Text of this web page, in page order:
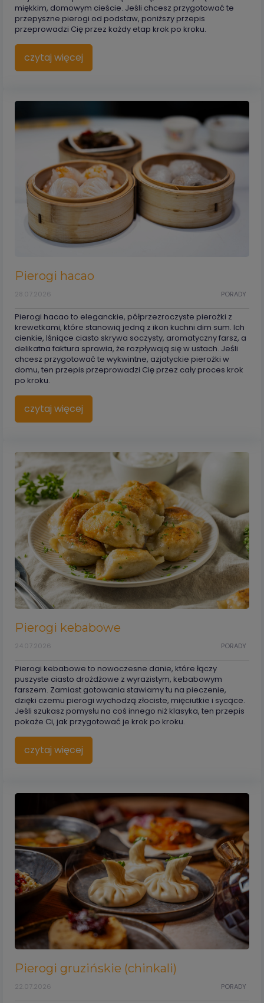
miękkim, domowym cieście. Jeśli chcesz przygotować te
przepyszne pierogi od podstaw, poniższy przepis
przeprowadzi Cię przez każdy etap krok po kroku.
czytaj więcej
Pierogi hacao
PORADY
28.07.2026
Pierogi hacao to eleganckie, półprzezroczyste pierożki z
krewetkami, które stanowią jedną z ikon kuchni dim sum. Ich
cienkie, lśniące ciasto skrywa soczysty, aromatyczny farsz, a
delikatna faktura sprawia, że rozpływają się w ustach. Jeśli
chcesz przygotować te wykwintne, azjatyckie pierożki w
domu, ten przepis przeprowadzi Cię przez cały proces krok
po kroku.
czytaj więcej
Pierogi kebabowe
PORADY
24.07.2026
Pierogi kebabowe to nowoczesne danie, które łączy
puszyste ciasto drożdżowe z wyrazistym, kebabowym
farszem. Zamiast gotowania stawiamy tu na pieczenie,
dzięki czemu pierogi wychodzą złociste, mięciutkie i sycące.
Jeśli szukasz pomysłu na coś innego niż klasyka, ten przepis
pokaże Ci, jak przygotować je krok po kroku.
czytaj więcej
Pierogi gruzińskie (chinkali)
PORADY
22.07.2026